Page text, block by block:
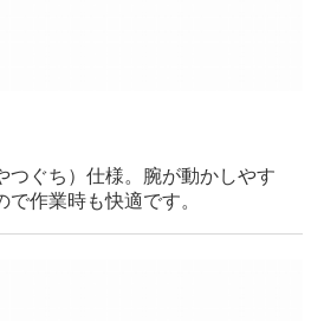
つぐち）仕様。腕が動かしやす
で作業時も快適です。